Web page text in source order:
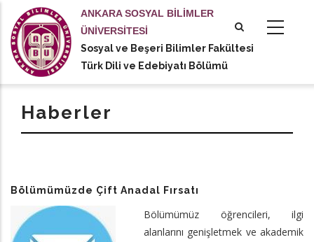
içeriğe
atla
ANKARA SOSYAL BİLİMLER
ÜNİVERSİTESİ
Sosyal ve Beşeri Bilimler Fakültesi
Türk Dili ve Edebiyatı Bölümü
actions
Haberler
Bölümümüzde Çift Anadal Fırsatı
Bölümümüz öğrencileri, ilgi
alanlarını genişletmek ve akademik